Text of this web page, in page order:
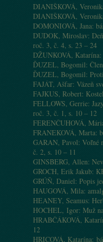
DIANIŠKOVÁ,
DIANIŠKOVÁ,
DOMONIOVÁ, Jana:
DUDOK, Miroslav:
roč. 3, č. 4, s. 23 – 24
DŽUNKOVÁ,
ĎUZEL, Bogomil:
ĎUZEL, Bogomil:
FAJÁT, Ašfar: Väzeň
FAJKUS, Robert:
FELLOWS, Gerrie:
roč. 3, č. 1, s. 10 – 12
FERENČUHOVÁ,
FRANEKOVÁ, Marta:
GARAN, Pavol: Voľné
č. 2, s. 10 – 11
GINSBERG, Allen:
GROCH, Erik Jakub:
GRÚŇ, Daniel: Popis
HAUGOVÁ, Mila:
HEANEY, Seamus:
HOCHEL, Igor: Muž
HRABČÁKOVÁ,
12
HRICOVÁ, Katarína: